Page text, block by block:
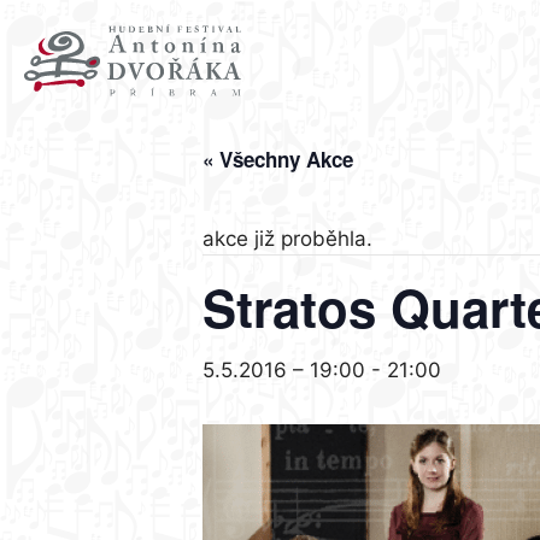
obsah
« Všechny Akce
akce již proběhla.
Stratos
5.5.2016 – 19:00 - 21:00